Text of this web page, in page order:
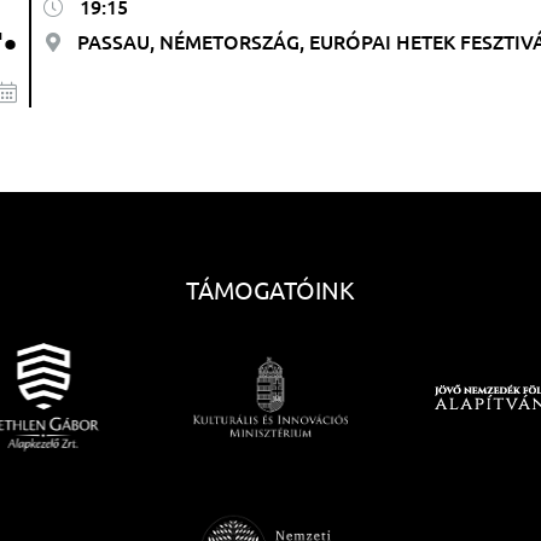
19:15
PASSAU, NÉMETORSZÁG, EURÓPAI HETEK
TÁMOGATÓINK